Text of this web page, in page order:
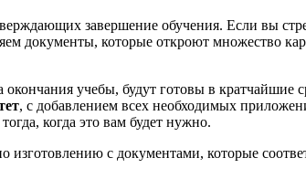
завершение обучения. Если вы
документы, которые откроют множество
окончания учебы, будут готовы в
, с добавлением всех необходимых
когда это вам будет нужно.
изготовлению с документами, которые